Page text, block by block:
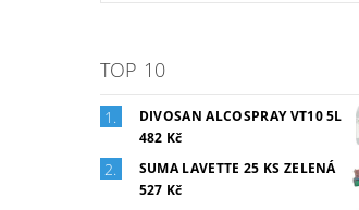
TOP 10
DIVOSAN ALCOSPRAY VT10 5L
482 Kč
SUMA LAVETTE 25 KS ZELENÁ
527 Kč